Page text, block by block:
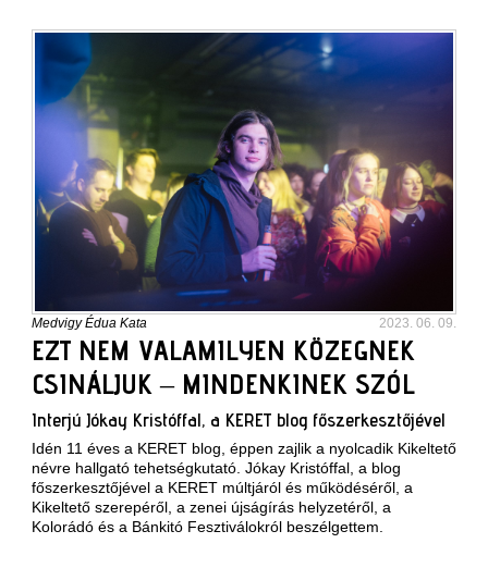
Medvigy Édua Kata 2023. 06. 09.
EZT NEM VALAMILYEN KÖZEGNEK
CSINÁLJUK – MINDENKINEK SZÓL
Interjú Jókay Kristóffal, a KERET blog főszerkesztőjével
Idén 11 éves a KERET blog, éppen zajlik a nyolcadik Kikeltető
névre hallgató tehetségkutató. Jókay Kristóffal, a blog
főszerkesztőjével a KERET múltjáról és működéséről, a
Kikeltető szerepéről, a zenei újságírás helyzetéről, a
Kolorádó és a Bánkitó Fesztiválokról beszélgettem.